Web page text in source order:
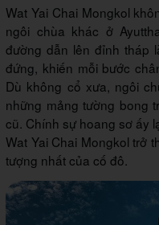
Wat Yai Chai Mongkol
ngôi chùa khác ở
đường dẫn lên đỉnh tháp
đứng, khiến mỗi bước
Dù không cổ xưa, ngôi
những mảng tường bong
cũ. Chính sự hoang sơ ấy
Wat Yai Chai Mongkol trở
tượng nhất của cố đô.